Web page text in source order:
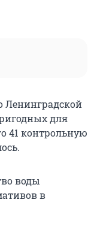
Ленинградской
для
41 контрольную
воды
в